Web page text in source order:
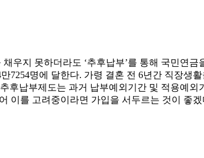
우지 못하더라도 ‘추후납부’를 통해 국민연
7254명에 달한다. 가령 결혼 전 6년간 직장생
후납부제도는 과거 납부예외기간 및 적용예
이를 고려중이라면 가입을 서두르는 것이 좋겠